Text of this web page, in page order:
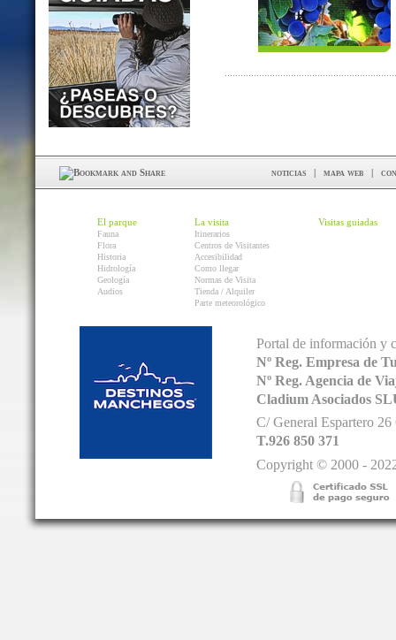
noticias | mapa web |
El parque
Fauna
Flora
Historia
Hidrología
Geología
Audios
La visita
Itinerarios
Centros de Visitantes
Accesibilidad
Como llegar
Normas de Visita
Tienda / Alquiler
Parte meteorológico
Visitas guiadas
Portal de información y
Nº Reg. Empresa de
Nº Reg. Agencia de
Cladium Asociados
C/ General Espartero
T.926 850 371
Copyright © 2000 -